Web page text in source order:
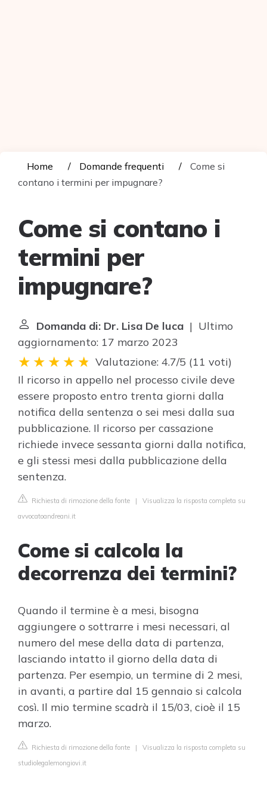
Home Domande frequenti
Come si
contano i termini per impugnare?
Come si contano i
termini per
impugnare?
Domanda di: Dr. Lisa De luca | Ultimo
aggiornamento: 17 marzo 2023
Valutazione: 4.7/5 (11 voti)
Il ricorso in appello nel processo civile deve
essere proposto entro trenta giorni dalla
notifica della sentenza o sei mesi dalla sua
pubblicazione. Il ricorso per cassazione
richiede invece sessanta giorni dalla notifica,
e gli stessi mesi dalla pubblicazione della
sentenza.
Richiesta di rimozione della fonte | Visualizza la risposta completa su
avvocatoandreani.it
Come si calcola la
decorrenza dei termini?
Quando il termine è a mesi, bisogna
aggiungere o sottrarre i mesi necessari, al
numero del mese della data di partenza,
lasciando intatto il giorno della data di
partenza. Per esempio, un termine di 2 mesi,
in avanti, a partire dal 15 gennaio si calcola
così. Il mio termine scadrà il 15/03, cioè il 15
marzo.
Richiesta di rimozione della fonte | Visualizza la risposta completa su
studiolegalemongiovi.it